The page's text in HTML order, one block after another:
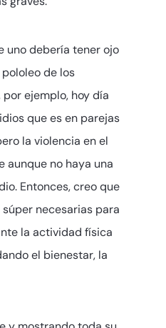
uno debería tener ojo
de los
ejemplo, hoy día
que es en parejas
la violencia en el
aunque no haya una
Entonces, creo que
necesarias para
la actividad física
el bienestar, la